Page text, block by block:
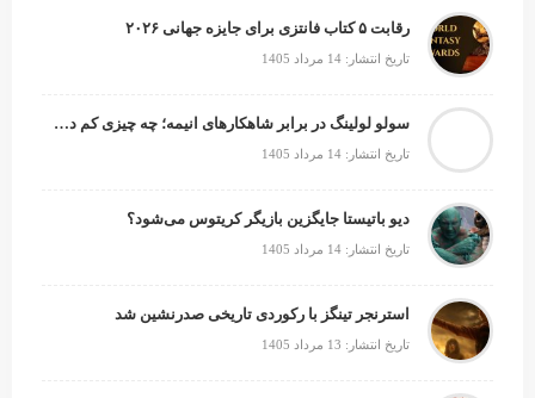
رقابت ۵ کتاب فانتزی برای جایزه جهانی ۲۰۲۶
تاریخ انتشار: 14 مرداد 1405
سولو لولینگ در برابر شاهکارهای انیمه؛ چه چیزی کم دارد؟
تاریخ انتشار: 14 مرداد 1405
دیو باتیستا جایگزین بازیگر کریتوس می‌شود؟
تاریخ انتشار: 14 مرداد 1405
استرنجر تینگز با رکوردی تاریخی صدرنشین شد
تاریخ انتشار: 13 مرداد 1405